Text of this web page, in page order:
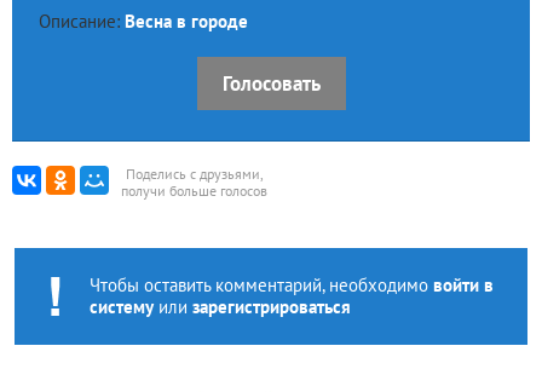
Описание: Весна в городе
Голосовать
Поделись с друзьями,
получи больше голосов
Чтобы оставить комментарий, необходимо войти в
системуили зарегистрироваться